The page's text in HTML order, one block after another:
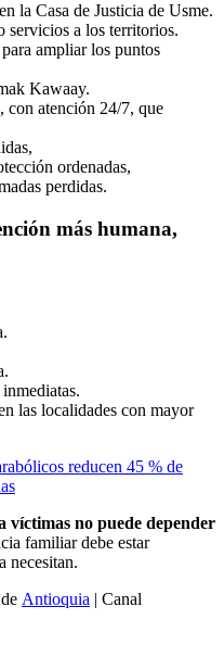
en la Casa de Justicia de Usme.
servicios a los territorios.
para ampliar los puntos
Kawaay.
, con atención 24/7, que
ordenadas,
perdidas.
más humana,
las localidades con mayor
reducen 45 % de
víctimas no puede depender
familiar debe estar
necesitan.
Antioquia | Canal